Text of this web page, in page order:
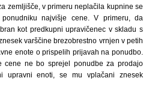
zemljišče, v primeru neplačila kupnine se
najvišje cene. V primeru, da
kot predkupni upravičenec v skladu s
varščine brezobrestno vrnjen v petih
enote o prispelih prijavah na ponudbo.
cene ne bo sprejel ponudbe za prodajo
upravni enoti, se mu vplačani znesek